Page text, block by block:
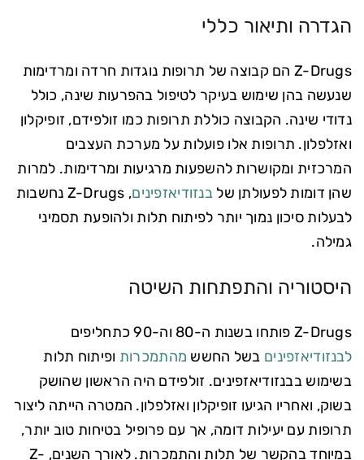
הגדרה ותיאור כללי
Z-Drugs הם קבוצה של תרופות נוגדות חרדה ומרדימות
שנעשה בהן שימוש בעיקר לטיפול בהפרעות שינה, כולל
נדודי שינה. הקבוצה כוללת תרופות כמו זולפידם, זופיקלון
ואזלפלון. תרופות אלו פועלות על מערכת העצבים
המרכזית ומקושרות להשפעות מרגיעות ומרדימות. למרות
שהן דומות לפעולתן של בנזודיאזפינים
, Z-Drugs נחשבות
לבעלות סיכון נמוך יותר לפיתוח תלות ולהופעת תסמיני
גמילה.
היסטוריה והתפתחות השיטה
Z-Drugs פותחו בשנות ה-80 וה-90 כתחליפים
לבנזודיאזפינים בשל החשש מהתמכרות ופיתוח תלות
בשימוש בבנזודיאזפינים. זולפידם היה הראשון שהושק
בשוק, ואחריו הגיעו זופיקלון ואזלפלון. המטרה הייתה ליצור
תרופות עם יעילות דומה, אך עם פרופיל בטיחות טוב יותר,
במיוחד בהקשר של תלות והתמכרות. לאורך השנים, Z-